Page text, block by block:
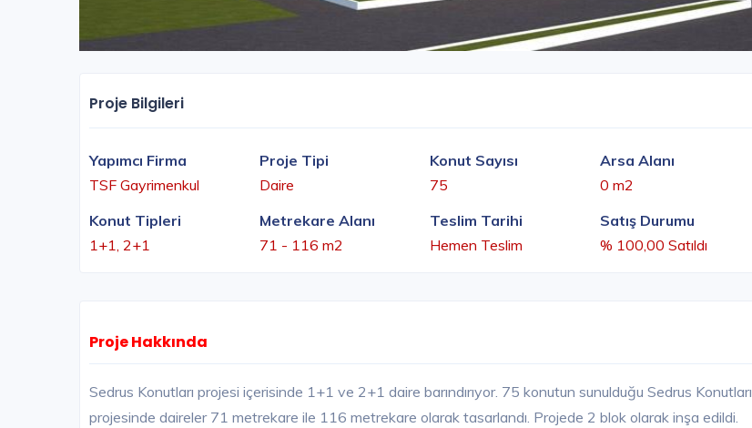
Proje Bilgileri
Yapımcı Firma
TSF Gayrimenkul
Proje Tipi
Daire
Konut Sayısı
75
Arsa Alanı
0 m2
Konut Tipleri
1+1, 2+1
Metrekare Alanı
71 - 116 m2
Teslim Tarihi
Hemen Teslim
Satış Durumu
% 100,00 Satıldı
Proje Hakkında
Sedrus Konutları projesi içerisinde 1+1 ve 2+1 daire barındırıyor. 75 konutun sunulduğu Sedrus Konutları
projesinde daireler 71 metrekare ile 116 metrekare olarak tasarlandı. Projede 2 blok olarak inşa edildi.